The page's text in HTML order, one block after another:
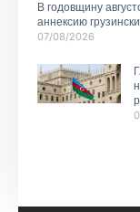
В годовщину
аннексию
07/08/2026